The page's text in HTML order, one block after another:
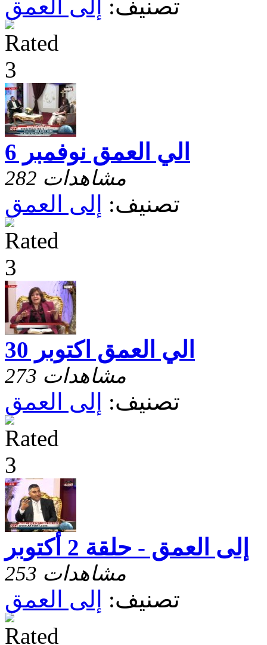
تصنيف: إلى العمق
الي العمق نوفمبر 6
282 مشاهدات
تصنيف: إلى العمق
الي العمق اكتوبر 30
273 مشاهدات
تصنيف: إلى العمق
إلى العمق - حلقة 2 أكتوبر
253 مشاهدات
تصنيف: إلى العمق